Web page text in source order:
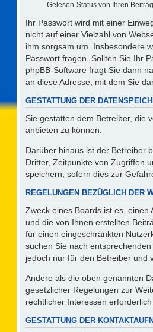
Gelesen-Status von Ihren
Ihr Passwort wird mit einer
nicht auf einer Vielzahl von
ihm sorgsam um. Insbesondere
Passwort fragen. Sollten Sie Ihr
phpBB-Software fragt Sie dann
an diese Adresse, mit dem Sie
GESTATTUNG DER
Sie gestatten dem Betreiber, die
anbieten zu können.
Darüber hinaus ist der Betreiber
Dritter, Zeitpunkte von Zugriffen
speichern, sofern dies zur
REGELUNGEN BEZÜGLICH DER
Zweck eines Boards ist es,
und die von Ihnen erstellten
für einen eingeschränkten
suchen Sie nach
jedoch nur für den Betreiber und
Andere als die oben genannten
gesetzlicher Regelungen zur
rechtlicher Interessen erforderlich
GESTATTUNG DER